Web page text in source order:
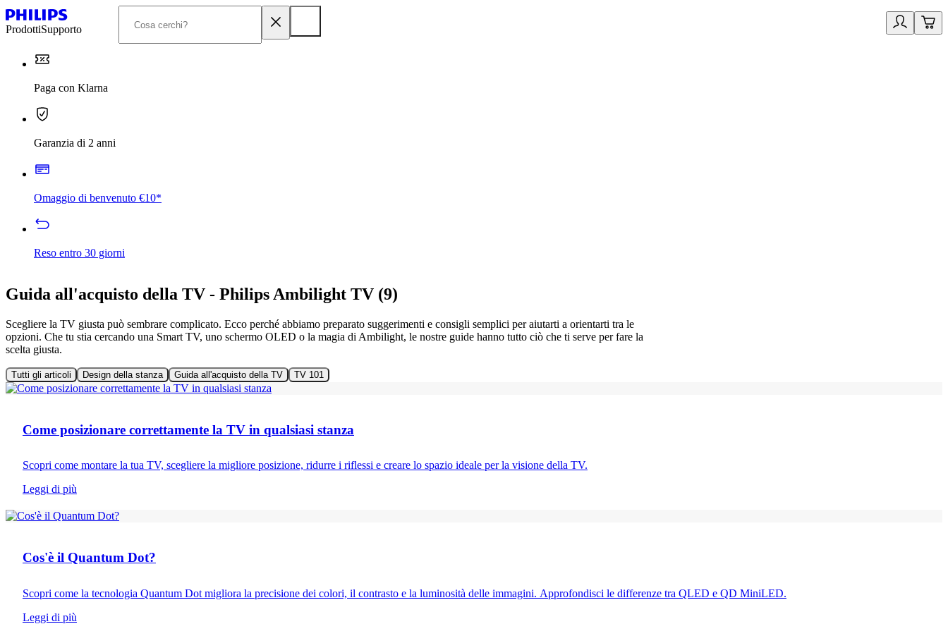
ProdottiSupporto
Paga con Klarna
Garanzia di 2 anni
Omaggio di benvenuto €10*
Reso entro 30 giorni
Guida all'acquisto della TV - Philips Ambilight TV (9)
Scegliere la TV giusta può sembrare complicato. Ecco perché abbiamo preparato suggerimenti e consigli semplici per aiutarti a orientarti tra le
opzioni. Che tu stia cercando una Smart TV, uno schermo OLED o la magia di Ambilight, le nostre guide hanno tutto ciò che ti serve per fare la
scelta giusta.
Tutti gli articoli Design della stanza Guida all'acquisto della TV TV 101
Come posizionare correttamente la TV in qualsiasi stanza
Scopri come montare la tua TV, scegliere la migliore posizione, ridurre i riflessi e creare lo spazio ideale per la visione della TV.
Leggi di più
Cos'è il Quantum Dot?
Scopri come la tecnologia Quantum Dot migliora la precisione dei colori, il contrasto e la luminosità delle immagini. Approfondisci le differenze tra QLED e QD MiniLED.
Leggi di più